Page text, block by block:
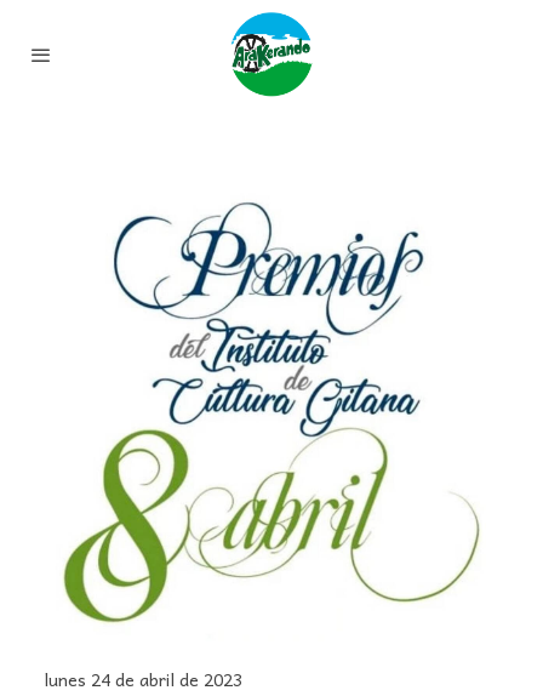
lunes 24 de abril de 2023